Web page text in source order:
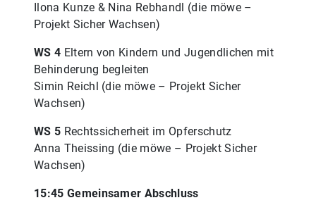
Ilona Kunze & Nina Rebhandl (die möwe –
Projekt Sicher Wachsen)
WS 4 Eltern von Kindern und Jugendlichen mit
Behinderung begleiten
Simin Reichl (die möwe – Projekt Sicher
Wachsen)
WS 5 Rechtssicherheit im Opferschutz
Anna Theissing (die möwe – Projekt Sicher
Wachsen)
15:45 Gemeinsamer Abschluss